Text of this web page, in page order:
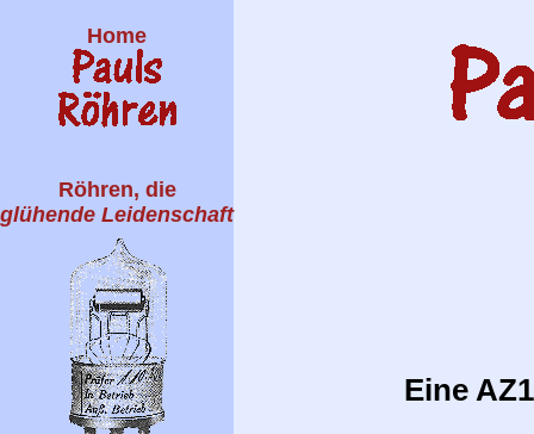
Home
Röhren, die
glühende Leidenschaft
Eine